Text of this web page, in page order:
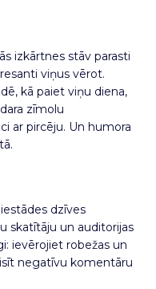
izkārtnes stāv parasti
viņus vērot.
kā paiet viņu diena,
zīmolu
ar pircēju. Un humora
dzīves
skatītāju un auditorijas
ievērojiet robežas un
negatīvu komentāru